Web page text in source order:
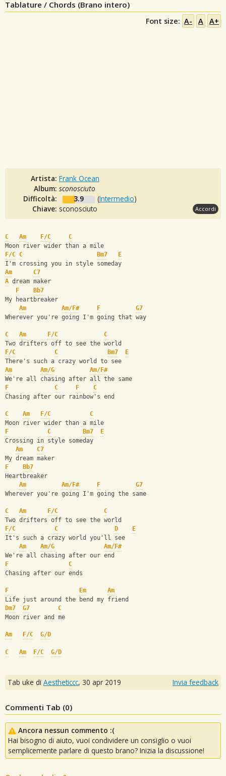
Tablature / Chords (Brano intero)
Font size: A- A A+
Artista: Frank Ocean
Album: sconosciuto
Difficoltà:
3.9 (Intermedio)
Chiave: sconosciuto Accordi
C Am F/C
C
Moon river wider than a mile
F/C C Bm7
E
I'm crossing you in style someday
Am
C7
A dream maker
F
Bb7
My heartbreaker
Am
Am/F# F
G7
Wherever you're going I'm going that way
C Am F/C
C
Two drifters off to see the world
F/C
C Bm7
E
There's such a crazy world to see
Am
Am/G
Am/F#
We're all chasing after all the same
F
C F
C
Chasing after our rainbow's end
C Am F/C
C
Moon river wider than a mile
F
C Bm7
E
Crossing in style someday
Am
C7
My dream maker
F
Bb7
Heartbreaker
Am
Am/F# F
G7
Wherever you're going I'm going the same
C Am F/C
C
Two drifters off to see the world
F/C
C D
E
It's such a crazy world you'll see
Am
Am/G
Am/F#
We're all chasing after our end
F
C
Chasing after our ends
F Em
Am
Life just around the bend my friend
Dm7
G7
C
Moon river and me
Am F/C G/D
C Am F/C G/D
Tab uke di Aestheticcc, 30 apr 2019 Invia feedback
Commenti Tab (0)
Ancora nessun commento :(
Hai bisogno di aiuto, vuoi condividere un consiglio o vuoi
semplicemente parlare di questo brano? Inizia la discussione!